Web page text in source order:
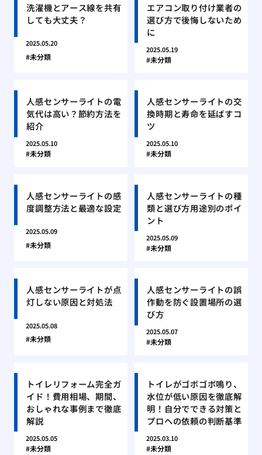
洗濯機とアース線を共有
しても大丈夫？
2025.05.20
未分類
エアコン取り付け業者の
選び方で後悔しないため
に
2025.05.19
未分類
人感センサーライトの電
気代は高い？節約方法を
紹介
2025.05.10
未分類
人感センサーライトの交
換時期と寿命を延ばすコ
ツ
2025.05.10
未分類
人感センサーライトの感
度調整方法と最適な設定
2025.05.09
未分類
人感センサーライトの種
類と選び方用途別のポイ
ント
2025.05.09
未分類
人感センサーライトが点
灯しない原因と対処法
2025.05.08
未分類
人感センサーライトの誤
作動を防ぐ設置場所の選
び方
2025.05.07
未分類
トイレリフォーム完全ガ
イド！費用相場、期間、
おしゃれな事例まで徹底
解説
2025.05.05
未分類
トイレがゴボゴボ鳴り、
水位が低い原因を徹底解
明！自分でできる対策と
プロへの依頼の判断基準
2025.03.10
未分類